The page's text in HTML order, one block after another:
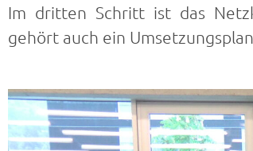
Im dritten Schritt ist das
gehört auch ein Umsetzungsplan.